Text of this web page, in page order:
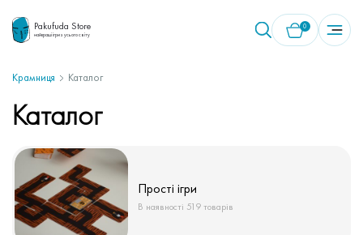
Pakufuda Store
найкращі ігри з усього світу
0
Крамниця Каталог
Каталог
Прості ігри
В наявності 519 товарів